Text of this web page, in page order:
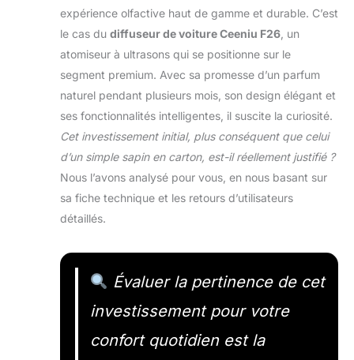
expérience olfactive haut de gamme et durable. C’est
le cas du diffuseur de voiture Ceeniu F26 , un
atomiseur à ultrasons qui se positionne sur le
segment premium. Avec sa promesse d’un parfum
naturel pendant plusieurs mois, son design élégant et
ses fonctionnalités intelligentes, il suscite la curiosité.
Cet investissement initial, plus conséquent que celui
d’un simple sapin en carton, est-il réellement justifié ?
Nous l’avons analysé pour vous, en nous basant sur
sa fiche technique et les retours d’utilisateurs
détaillés.
Évaluer la pertinence de cet
investissement pour votre
confort quotidien est la